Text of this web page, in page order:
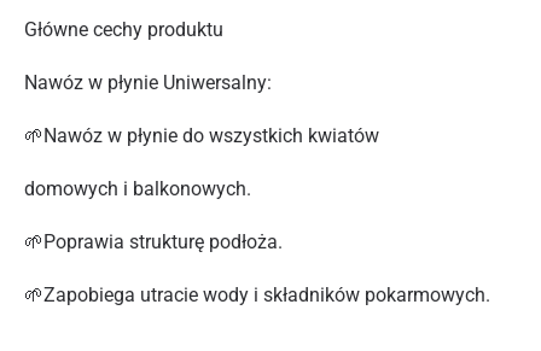
Główne cechy produktu
Nawóz w płynie Uniwersalny:
🌱Nawóz w płynie do wszystkich kwiatów
domowych i balkonowych.
🌱Poprawia strukturę podłoża.
🌱Zapobiega utracie wody i składników pokarmowych.